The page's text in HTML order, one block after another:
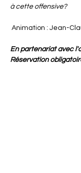
à cette offensive?
Animation : Jean-
En partenariat avec
Réservation